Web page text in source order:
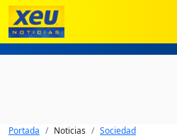
Portada Noticias Sociedad